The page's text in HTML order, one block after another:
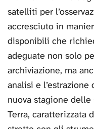
satelliti per
accresciuto in
disponibili che
adeguate non solo
archiviazione, ma
analisi e
nuova stagione
Terra, caratterizzata